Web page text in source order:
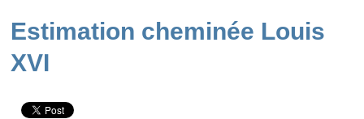
Estimation cheminée Louis
XVI